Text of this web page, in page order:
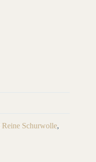
Reine Schurwolle,